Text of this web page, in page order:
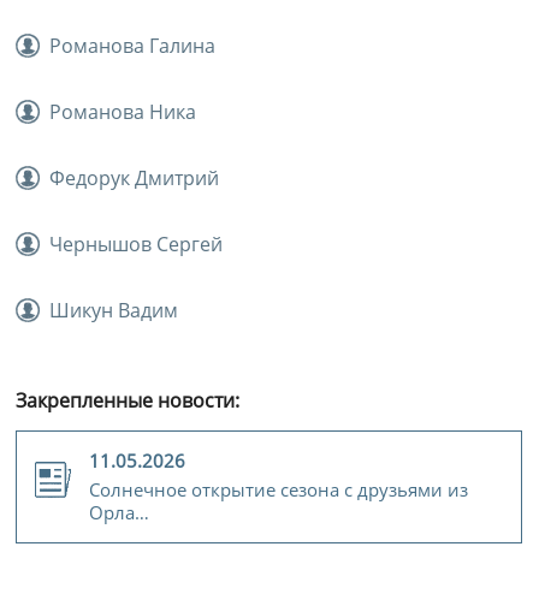
Романова Галина
Романова Ника
Федорук Дмитрий
Чернышов Сергей
Шикун Вадим
Закрепленные новости:
11.05.2026
Солнечное открытие сезона с друзьями из
Орла…